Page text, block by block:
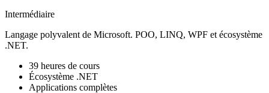
Intermédiaire
Langage polyvalent de Microsoft. POO, LINQ, WPF et écosystème
.NET.
39 heures de cours
Écosystème .NET
Applications complètes